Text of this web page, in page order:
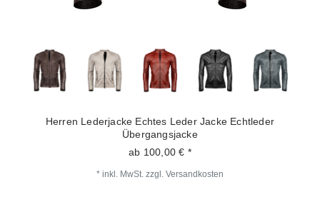
Herren Lederjacke Echtes Leder Jacke Echtleder
Übergangsjacke
ab 100,00 € *
* inkl. MwSt. zzgl. Versandkosten